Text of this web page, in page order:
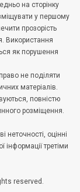
на сторінку
у першому
прозорість
Використання
як порушення
не поділяти
матеріалів.
повністю
розміщення.
неточності, оцінні
третіми
reserved.